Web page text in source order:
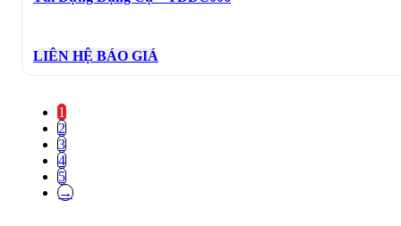
LIÊN HỆ BÁO GIÁ
1
2
3
4
5
→